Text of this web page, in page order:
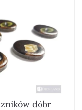
dóbr